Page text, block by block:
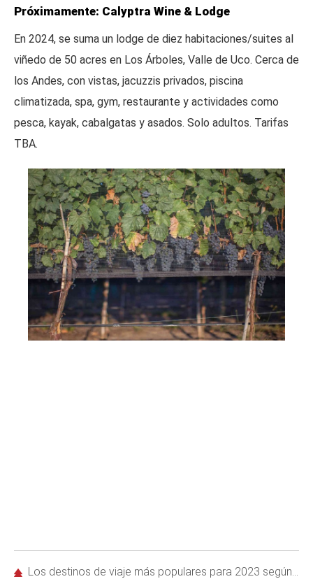
Próximamente: Calyptra Wine & Lodge
En 2024, se suma un lodge de diez habitaciones/suites al
viñedo de 50 acres en Los Árboles, Valle de Uco. Cerca de
los Andes, con vistas, jacuzzis privados, piscina
climatizada, spa, gym, restaurante y actividades como
pesca, kayak, cabalgatas y asados. Solo adultos. Tarifas
TBA.
Los destinos de viaje más populares para 2023 según American Express Travel